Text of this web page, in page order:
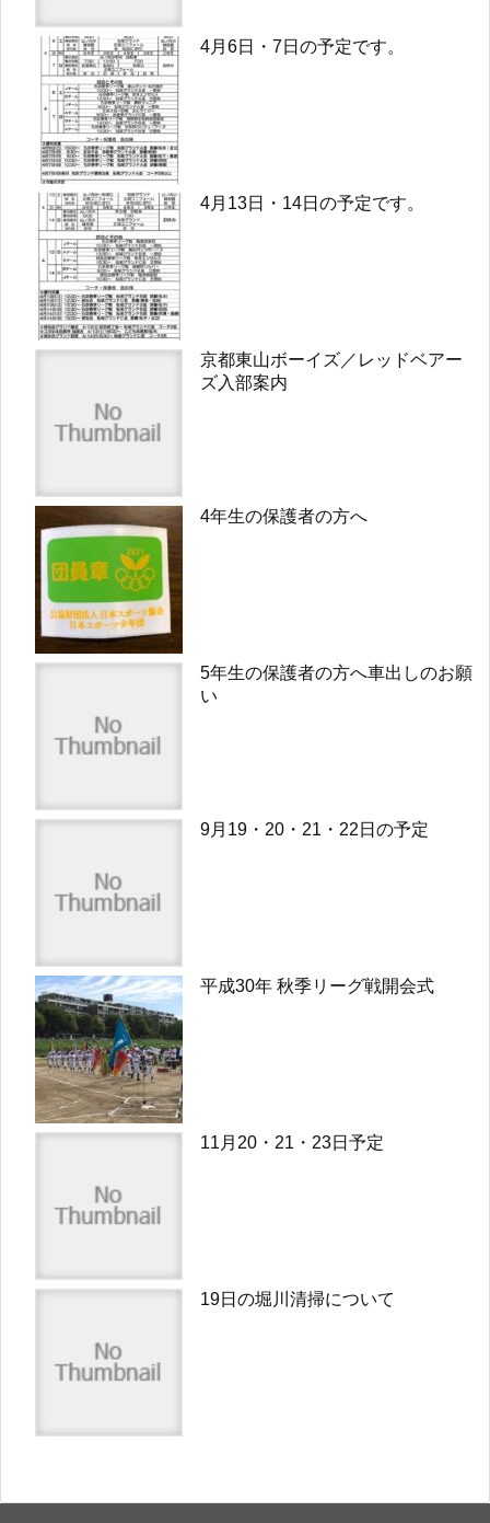
4月6日・7日の予定です。
4月13日・14日の予定です。
京都東山ボーイズ／レッドベアー
ズ入部案内
4年生の保護者の方へ
5年生の保護者の方へ車出しのお願
い
9月19・20・21・22日の予定
平成30年 秋季リーグ戦開会式
11月20・21・23日予定
19日の堀川清掃について